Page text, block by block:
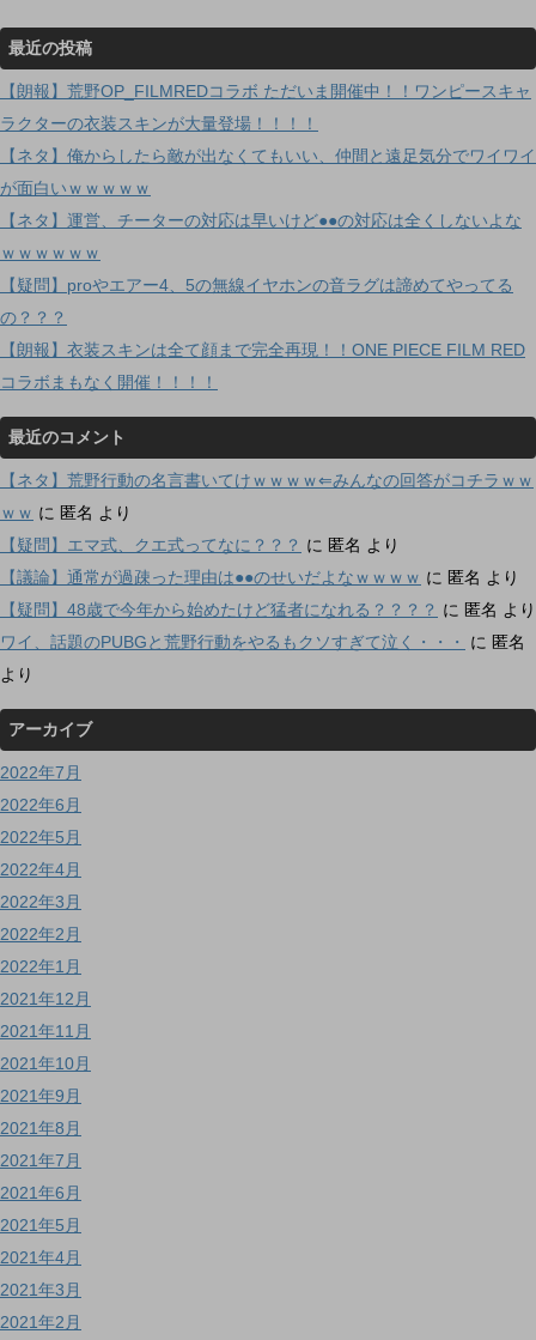
最近の投稿
【朗報】荒野OP_FILMREDコラボ ただいま開催中！！ワンピースキャ
ラクターの衣装スキンが大量登場！！！！
【ネタ】俺からしたら敵が出なくてもいい、仲間と遠足気分でワイワイ
が面白いｗｗｗｗｗ
【ネタ】運営、チーターの対応は早いけど●●の対応は全くしないよな
ｗｗｗｗｗｗ
【疑問】proやエアー4、5の無線イヤホンの音ラグは諦めてやってる
の？？？
【朗報】衣装スキンは全て顔まで完全再現！！ONE PIECE FILM RED
コラボまもなく開催！！！！
最近のコメント
【ネタ】荒野行動の名言書いてけｗｗｗｗ⇐みんなの回答がコチラｗｗ
ｗｗ に 匿名 より
【疑問】エマ式、クエ式ってなに？？？ に 匿名 より
【議論】通常が過疎った理由は●●のせいだよなｗｗｗｗ に 匿名 より
【疑問】48歳で今年から始めたけど猛者になれる？？？？ に 匿名 より
ワイ、話題のPUBGと荒野行動をやるもクソすぎて泣く・・・
に 匿名
より
アーカイブ
2022年7月
2022年6月
2022年5月
2022年4月
2022年3月
2022年2月
2022年1月
2021年12月
2021年11月
2021年10月
2021年9月
2021年8月
2021年7月
2021年6月
2021年5月
2021年4月
2021年3月
2021年2月